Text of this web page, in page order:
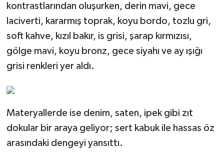
kontrastlarından oluşurken, derin mavi, gece
laciverti, kararmış toprak, koyu bordo, tozlu gri,
soft kahve, kızıl bakır, is grisi, şarap kırmızısı,
gölge mavi, koyu bronz, gece siyahı ve ay ışığı
grisi renkleri yer aldı.
Materyallerde ise denim, saten, ipek gibi zıt
dokular bir araya geliyor; sert kabuk ile hassas öz
arasındaki dengeyi yansıttı.